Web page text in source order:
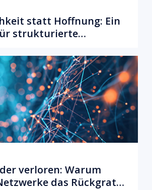
statt Hoffnung: Ein
strukturierte
verloren: Warum
das Rückgrat